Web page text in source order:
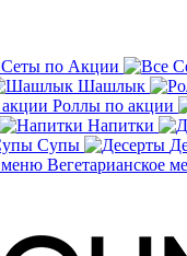
Сеты по Акции
Шашлык
Роллы по акции
Напитки
Супы
Вегетарианское